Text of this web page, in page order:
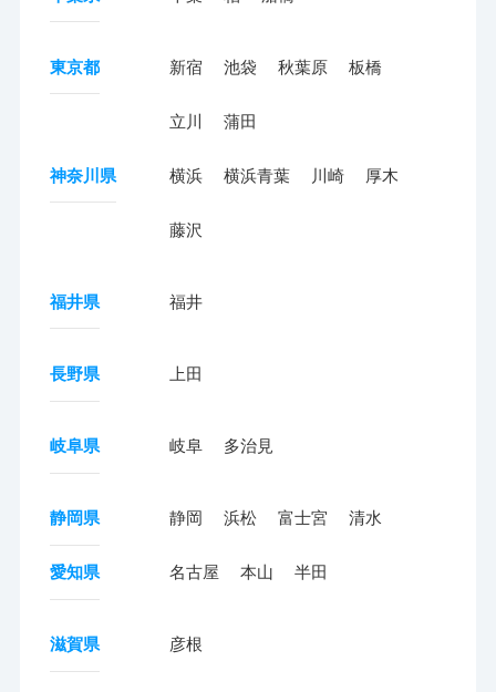
東京都 新宿 池袋 秋葉原 板橋
立川 蒲田
神奈川県 横浜 横浜青葉 川崎 厚木
藤沢
福井県 福井
長野県 上田
岐阜県 岐阜 多治見
静岡県 静岡 浜松 富士宮 清水
愛知県 名古屋 本山 半田
滋賀県 彦根